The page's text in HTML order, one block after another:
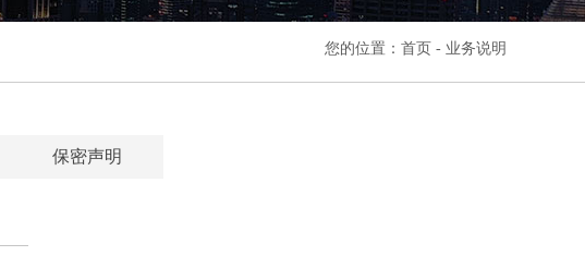
您的位置：首页 - 业务说明
保密声明